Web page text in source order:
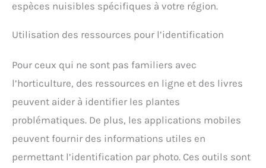
espèces nuisibles spécifiques à votre région.
Utilisation des ressources pour l’identification
Pour ceux qui ne sont pas familiers avec
l’horticulture, des ressources en ligne et des livres
peuvent aider à identifier les plantes
problématiques. De plus, les applications mobiles
peuvent fournir des informations utiles en
permettant l’identification par photo. Ces outils sont